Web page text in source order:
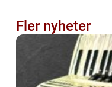
Fler nyheter